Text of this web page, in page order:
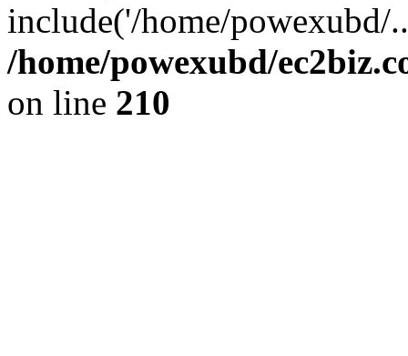
include('/home/
/home/powexubd/
on line 210